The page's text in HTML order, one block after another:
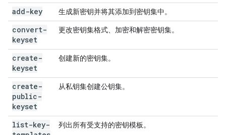
add-key 生成新密钥并将其添加到密钥集中。
convert-
keyset
更改密钥集格式、加密和解密密钥集。
create-
keyset
创建新的密钥集。
create-
public-
keyset
从私钥集创建公钥集。
list-key-
列出所有受支持的密钥模板。